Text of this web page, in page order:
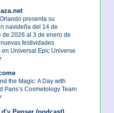
presenta su
navideña del 14 de
de 2026 al 3 de enero de
festividades
en Universal Epic Universe
the Magic: A Day with
Paris’s Cosmetology Team